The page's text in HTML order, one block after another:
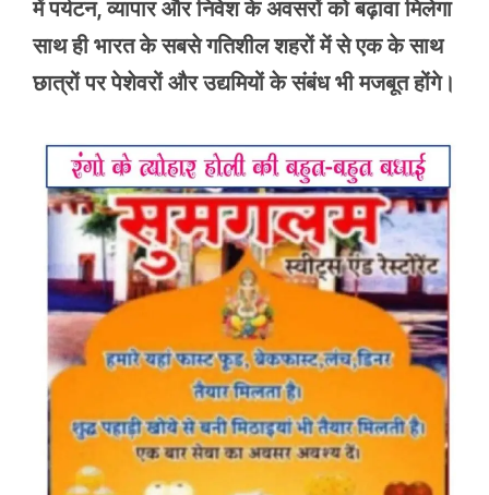
में पर्यटन, व्यापार और निवेश के अवसरों को बढ़ावा मिलेगा
साथ ही भारत के सबसे गतिशील शहरों में से एक के साथ
छात्रों पर पेशेवरों और उद्यमियों के संबंध भी मजबूत होंगे।